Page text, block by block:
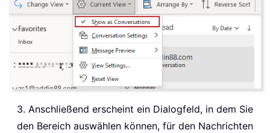
3. Anschließend erscheint ein Dialogfeld, in dem Sie
den Bereich auswählen können, für den Nachrichten